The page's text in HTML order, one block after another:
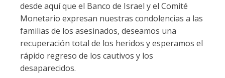
desde aquí que el Banco de Israel y el Comité
Monetario expresan nuestras condolencias a las
familias de los asesinados, deseamos una
recuperación total de los heridos y esperamos el
rápido regreso de los cautivos y los
desaparecidos.